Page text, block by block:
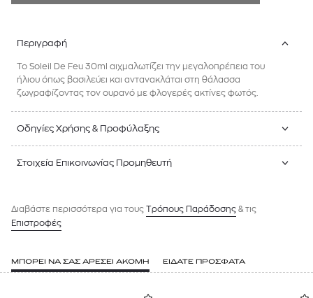
Περιγραφή
To Soleil De Feu 30ml αιχμαλωτίζει την μεγαλοπρέπεια του
ήλιου όπως βασιλεύει και αντανακλάται στη θάλασσα
ζωγραφίζοντας τον ουρανό με φλογερές ακτίνες φωτός.
Οδηγίες Χρήσης & Προφύλαξης
Στοιχεία Επικοινωνίας Προμηθευτή
Διαβάστε περισσότερα για τους Tρόπους Παράδοσης & τις
Επιστροφές
ΜΠΟΡΕΙ ΝΑ ΣΑΣ ΑΡΕΣΕΙ ΑΚΟΜΗ ΕΙΔΑΤΕ ΠΡΟΣΦΑΤΑ